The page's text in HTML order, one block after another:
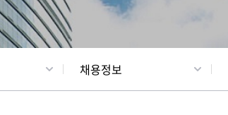
채용정보